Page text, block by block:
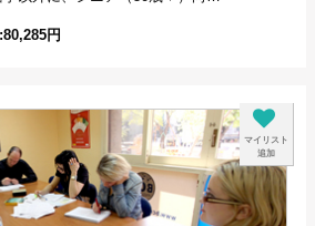
円
マイリスト
追加